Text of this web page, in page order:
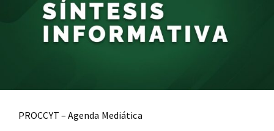
PROCCYT – Agenda Mediática